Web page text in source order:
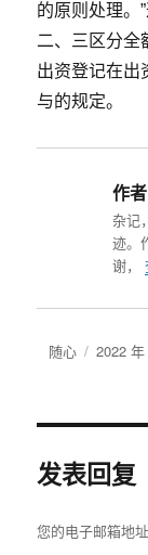
的原则处理。
二、三区分全
出资登记在出
与的规定。
作者
杂记
迹。
谢，
作
随心
发
2022
发表回复
您的电子邮箱地